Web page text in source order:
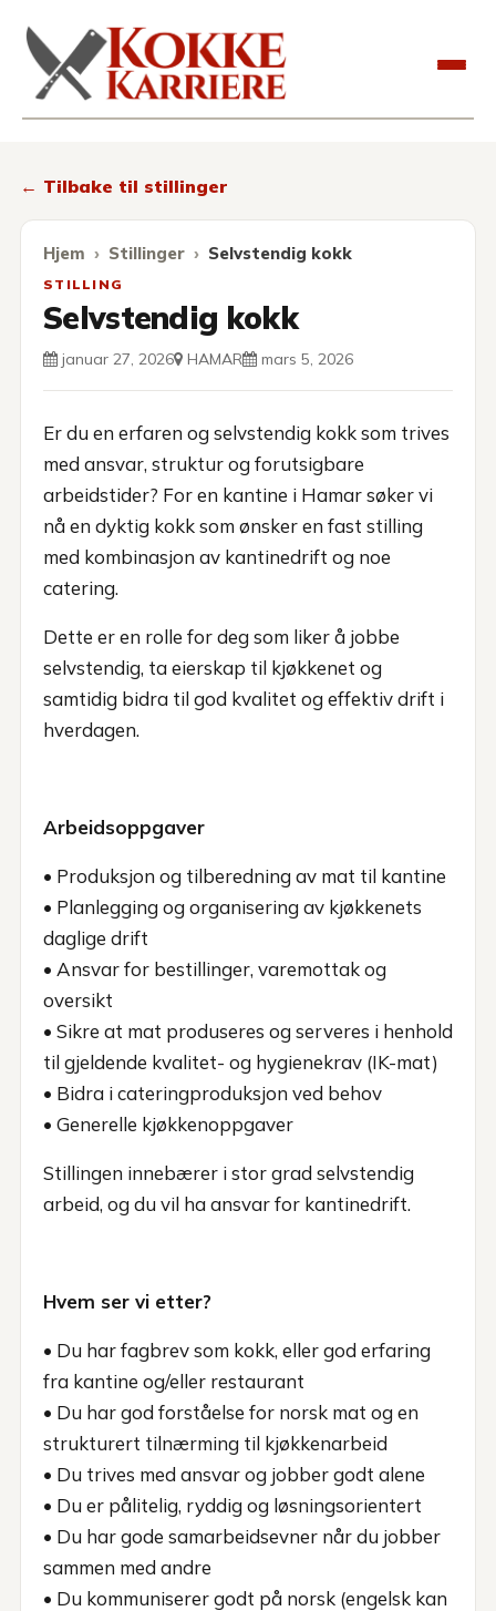
Kokkekarriere
← Tilbake til stillinger
Hjem Stillinger Selvstendig kokk
STILLING
Selvstendig kokk
januar 27, 2026 HAMAR mars 5, 2026
Er du en erfaren og selvstendig kokk som trives
med ansvar, struktur og forutsigbare
arbeidstider? For en kantine i Hamar søker vi
nå en dyktig kokk som ønsker en fast stilling
med kombinasjon av kantinedrift og noe
catering.
Dette er en rolle for deg som liker å jobbe
selvstendig, ta eierskap til kjøkkenet og
samtidig bidra til god kvalitet og effektiv drift i
hverdagen.
Arbeidsoppgaver
• Produksjon og tilberedning av mat til kantine
• Planlegging og organisering av kjøkkenets
daglige drift
• Ansvar for bestillinger, varemottak og
oversikt
• Sikre at mat produseres og serveres i henhold
til gjeldende kvalitet- og hygienekrav (IK-mat)
• Bidra i cateringproduksjon ved behov
• Generelle kjøkkenoppgaver
Stillingen innebærer i stor grad selvstendig
arbeid, og du vil ha ansvar for kantinedrift.
Hvem ser vi etter?
• Du har fagbrev som kokk, eller god erfaring
fra kantine og/eller restaurant
• Du har god forståelse for norsk mat og en
strukturert tilnærming til kjøkkenarbeid
• Du trives med ansvar og jobber godt alene
• Du er pålitelig, ryddig og løsningsorientert
• Du har gode samarbeidsevner når du jobber
sammen med andre
• Du kommuniserer godt på norsk (engelsk kan